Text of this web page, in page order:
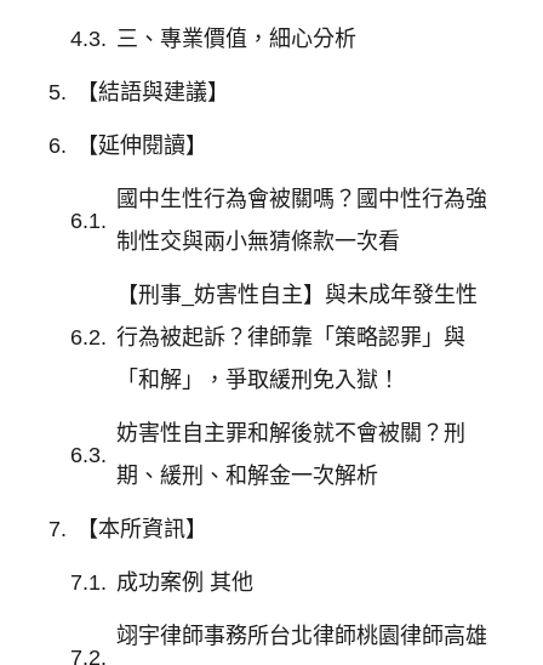
三、專業價值，細心分析
【結語與建議】
【延伸閱讀】
國中生性行為會被關嗎？國中性行為強
制性交與兩小無猜條款一次看
【刑事_妨害性自主】與未成年發生性
行為被起訴？律師靠「策略認罪」與
「和解」，爭取緩刑免入獄！
妨害性自主罪和解後就不會被關？刑
期、緩刑、和解金一次解析
【本所資訊】
成功案例 其他
翊宇律師事務所台北律師桃園律師高雄